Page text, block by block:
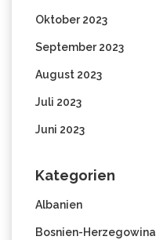
Oktober 2023
September 2023
August 2023
Juli 2023
Juni 2023
Kategorien
Albanien
Bosnien-Herzegowina